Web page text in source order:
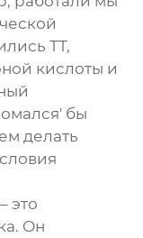
ТТ,
кислоты и
бы
делать
это
Он